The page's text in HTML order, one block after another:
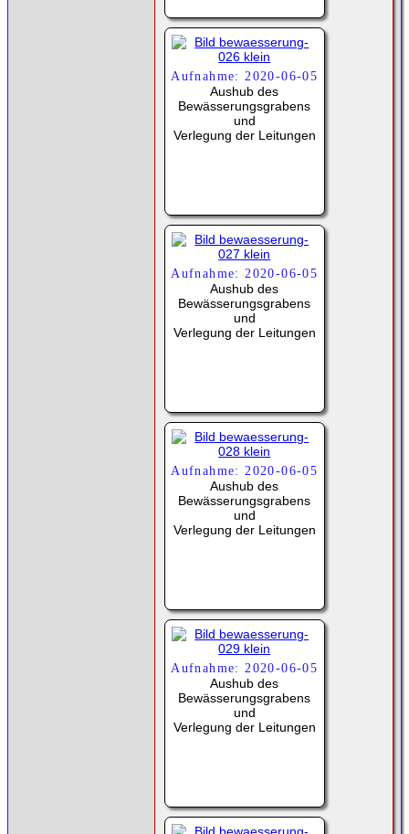
Aufnahme: 2020-06-05
Aushub des
Bewässerungsgrabens
und
Verlegung der Leitungen
Aufnahme: 2020-06-05
Aushub des
Bewässerungsgrabens
und
Verlegung der Leitungen
Aufnahme: 2020-06-05
Aushub des
Bewässerungsgrabens
und
Verlegung der Leitungen
Aufnahme: 2020-06-05
Aushub des
Bewässerungsgrabens
und
Verlegung der Leitungen